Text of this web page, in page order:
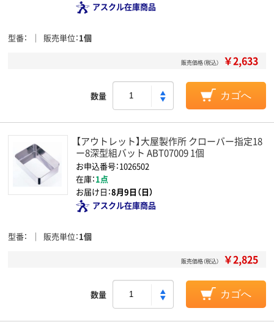
アスクル在庫商品
型番 販売単位 1個
販売価格（税込） ￥2,633
数量 カゴへ
【アウトレット】大屋製作所 クローバー指定18
ー8深型組バット ABT07009 1個
お申込番号：1026502
在庫：1点
お届け日：8月9日（日）
アスクル在庫商品
型番 販売単位 1個
販売価格（税込） ￥2,825
数量 カゴへ